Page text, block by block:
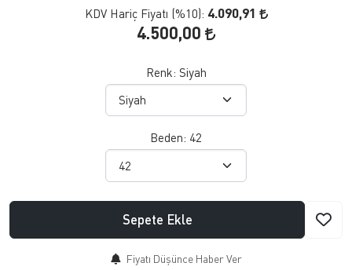
KDV Hariç Fiyatı (%10): 4.090,91
4.500,00
Renk: Siyah
Beden: 42
Sepete Ekle
Fiyatı Düşünce Haber Ver